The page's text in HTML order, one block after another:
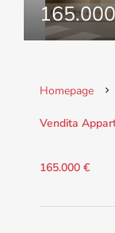
Homepage
Vendita
165.000 €